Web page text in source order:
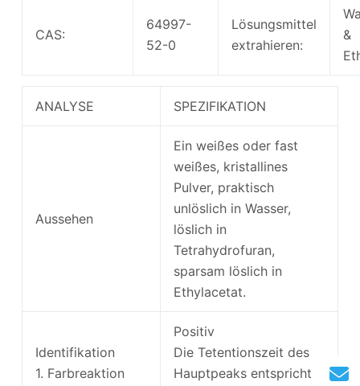
CAS:
64997-
52-0
Lösungsmittel
extrahieren:
&
ANALYSE SPEZIFIKATION
Aussehen
Ein weißes oder fast
weißes, kristallines
Pulver, praktisch
unlöslich in Wasser,
löslich in
Tetrahydrofuran,
sparsam löslich in
Ethylacetat.
Identifikation
1. Farbreaktion
Positiv
Die Tetentionszeit des
Hauptpeaks entspricht